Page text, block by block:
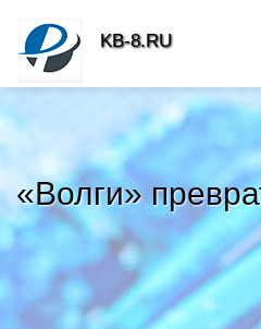
«Волги»
KB-8.RU